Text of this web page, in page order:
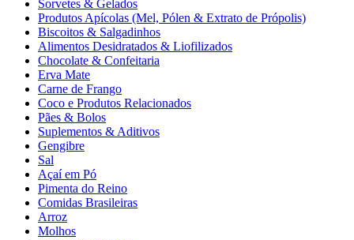
Sorvetes & Gelados
Produtos Apícolas (Mel, Pólen & Extrato de Própolis)
Biscoitos & Salgadinhos
Alimentos Desidratados & Liofilizados
Chocolate & Confeitaria
Erva Mate
Carne de Frango
Coco e Produtos Relacionados
Pães & Bolos
Suplementos & Aditivos
Gengibre
Sal
Açaí em Pó
Pimenta do Reino
Comidas Brasileiras
Arroz
Molhos